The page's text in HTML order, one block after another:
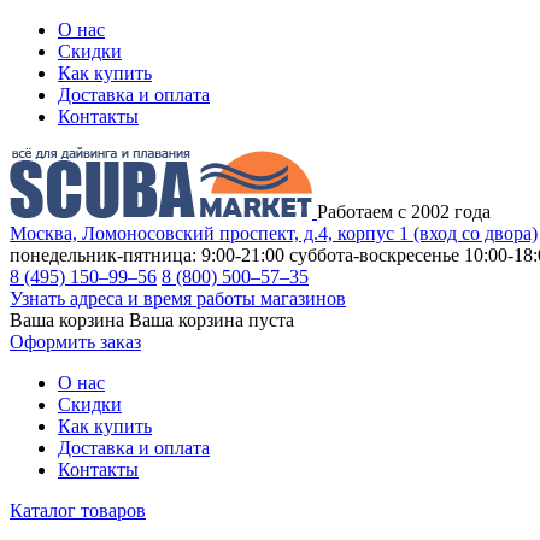
О нас
Скидки
Как купить
Доставка и оплата
Контакты
Работаем с 2002 года
Москва, Ломоносовский проспект, д.4, корпус 1 (вход со двора)
понедельник-пятница: 9:00-21:00 суббота-воскресенье 10:00-
8 (495) 150–99–56 8 (800) 500–57–35
Узнать адреса и время работы магазинов
Ваша корзина Ваша корзина пуста
Оформить заказ
О нас
Скидки
Как купить
Доставка и оплата
Контакты
Каталог товаров